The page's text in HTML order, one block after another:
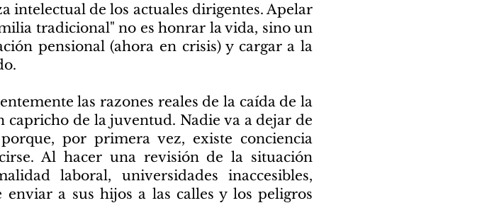
intelectual de los actuales dirigentes. Apelar
tradicional" no es honrar la vida, sino un
pensional (ahora en crisis) y cargar a la
las razones reales de la caída de la
capricho de la juventud. Nadie va a dejar de
por primera vez, existe conciencia
Al hacer una revisión de la situación
laboral, universidades inaccesibles,
a sus hijos a las calles y los peligros